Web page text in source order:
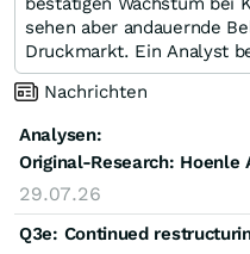
sehen aber andauernde
Druckmarkt. Ein Analyst
Nachrichten
Analysen:
Original-Research: Hoenle
29.07.26
Q3e: Continued